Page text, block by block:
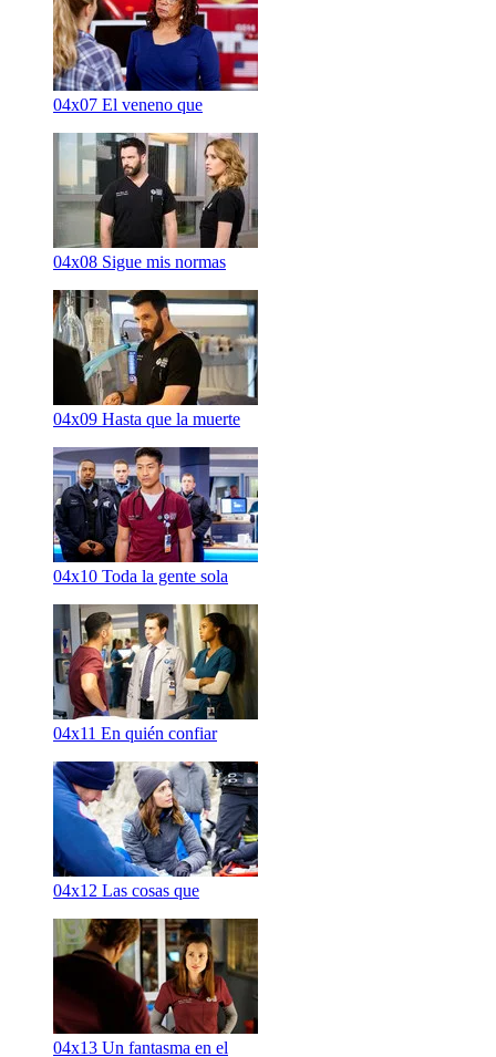
04x07 El veneno que
04x08 Sigue mis normas
04x09 Hasta que la muerte
04x10 Toda la gente sola
04x11 En quién confiar
04x12 Las cosas que
04x13 Un fantasma en el